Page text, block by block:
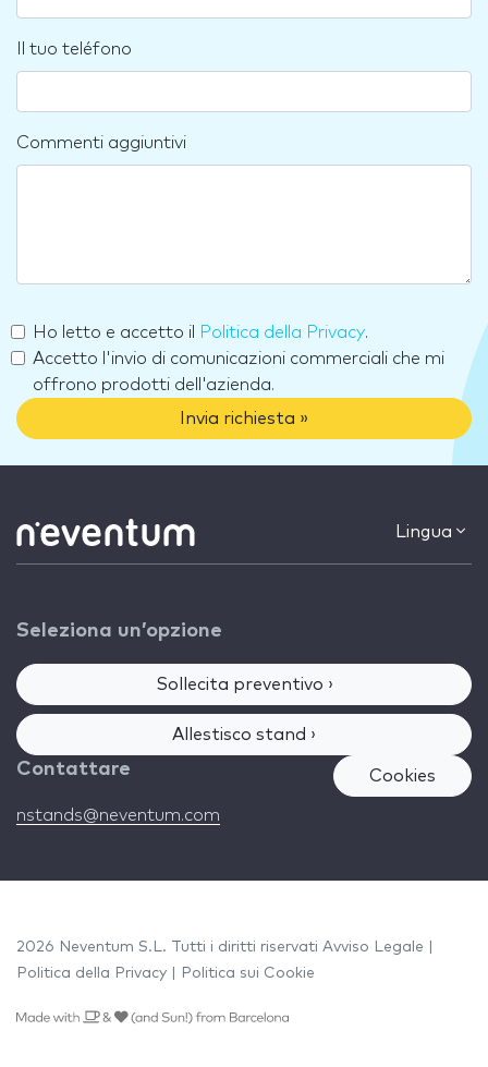
Il tuo teléfono
Commenti aggiuntivi
Ho letto e accetto il Politica della Privacy.
Accetto l'invio di comunicazioni commerciali che mi
offrono prodotti dell'azienda.
Invia richiesta »
Lingua
Seleziona un’opzione
Sollecita preventivo ›
Allestisco stand ›
Contattare
nstands@neventum.com
Cookies
2026 Neventum S.L. Tutti i diritti riservati Avviso Legale
Politica della Privacy
Politica sui Cookie